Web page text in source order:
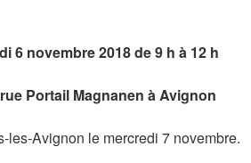
6 novembre 2018 de 9 h à 12 h
Portail Magnanen à Avignon
les-Avignon le mercredi 7 novembre.